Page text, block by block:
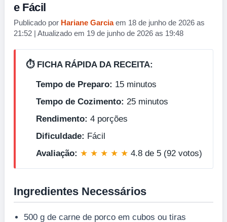
e Fácil
Publicado por Hariane Garciaem 18 de junho de 2026 as
21:52 | Atualizado em 19 de junho de 2026 as 19:48
⏱️ FICHA RÁPIDA DA RECEITA:
Tempo de Preparo: 15 minutos
Tempo de Cozimento: 25 minutos
Rendimento: 4 porções
Dificuldade: Fácil
Avaliação: ★ ★ ★ ★ ★ 4.8 de 5 (92 votos)
Ingredientes Necessários
500 g de carne de porco em cubos ou tiras